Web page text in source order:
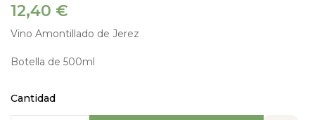
12,40 €
Vino Amontillado de Jerez
Botella de 500ml
Cantidad